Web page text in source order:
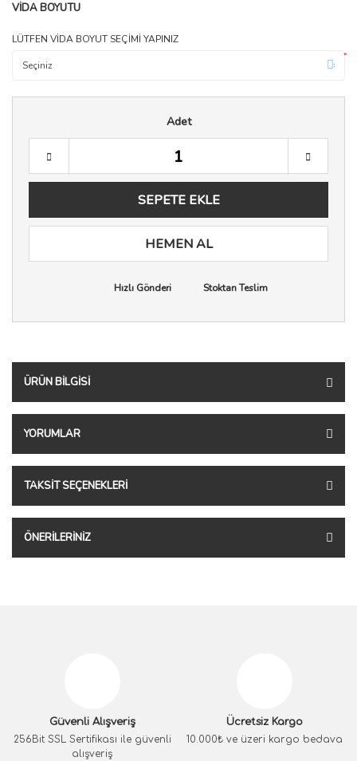
VİDA BOYUTU
LÜTFEN VİDA BOYUT SEÇİMİ YAPINIZ
*
Adet
SEPETE EKLE
HEMEN AL
Hızlı Gönderi Stoktan Teslim
ÜRÜN BILGISI
YORUMLAR
TAKSIT SEÇENEKLERI
ÖNERILERINIZ
Güvenli Alışveriş
256Bit SSL Sertifikası ile güvenli
alışveriş
Ücretsiz Kargo
10.000₺ ve üzeri kargo bedava